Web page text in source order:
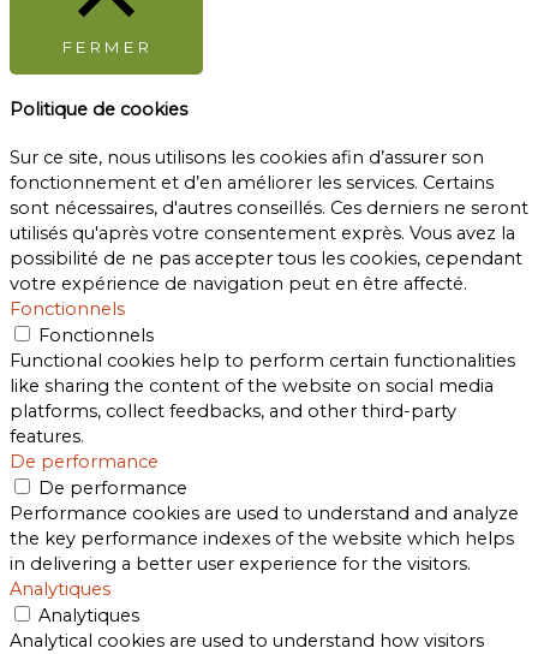
FERMER
Politique de cookies
Sur ce site, nous utilisons les cookies afin d’assurer son
fonctionnement et d’en améliorer les services. Certains
sont nécessaires, d'autres conseillés. Ces derniers ne seront
utilisés qu'après votre consentement exprès. Vous avez la
possibilité de ne pas accepter tous les cookies, cependant
votre expérience de navigation peut en être affecté.
Fonctionnels
Fonctionnels
Functional cookies help to perform certain functionalities
like sharing the content of the website on social media
platforms, collect feedbacks, and other third-party
features.
De performance
De performance
Performance cookies are used to understand and analyze
the key performance indexes of the website which helps
in delivering a better user experience for the visitors.
Analytiques
Analytiques
Analytical cookies are used to understand how visitors